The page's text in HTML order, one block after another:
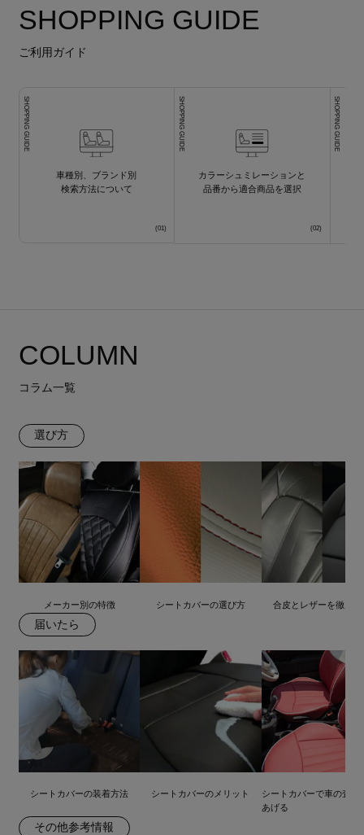
SHOPPING GUIDE
ご利用ガイド
SHOPPING GUIDE
車種別、ブランド別
検索方法について
SHOPPING GUIDE
カラーシュミレーションと
品番から適合商品を選択
SHOPPING GUIDE
COLUMN
コラム一覧
選び方
メーカー別の特徴 シートカバーの選び方 合皮とレザーを徹底比
届いたら
シートカバーの装着方法 シートカバーのメリット
シートカバーで車の査定
あげる
その他参考情報